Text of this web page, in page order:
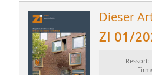
Dieser
ZI 01/